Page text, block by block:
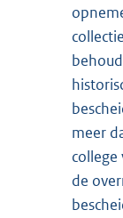
meer
de